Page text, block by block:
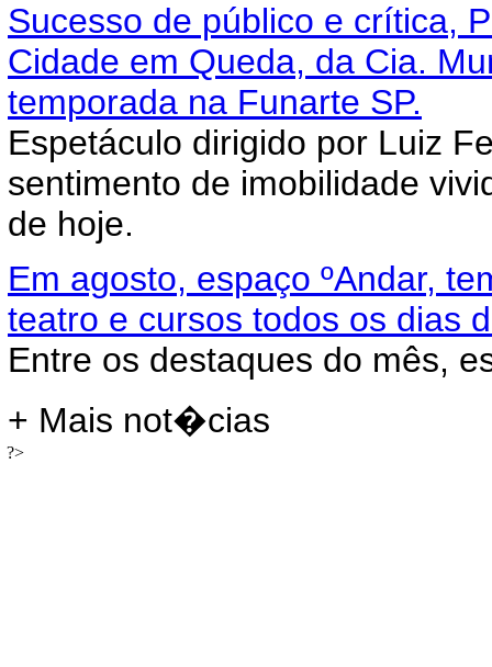
Sucesso de público e crítica,
Cidade em Queda, da Cia.
temporada na Funarte SP.
Espetáculo dirigido por Luiz
sentimento de imobilidade
de hoje.
Em agosto, espaço ºAndar,
teatro e cursos todos os dias
Entre os destaques do mês,
+ Mais not�cias
?>